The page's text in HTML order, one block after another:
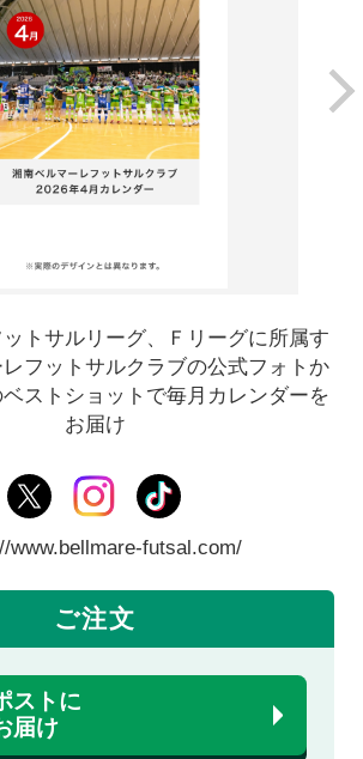
トサルリーグ、Ｆリーグに所属す
フットサルクラブの公式フォトか
ストショットで毎月カレンダーを
お届け
www.bellmare-futsal.com/
ご注文
ストに
届け